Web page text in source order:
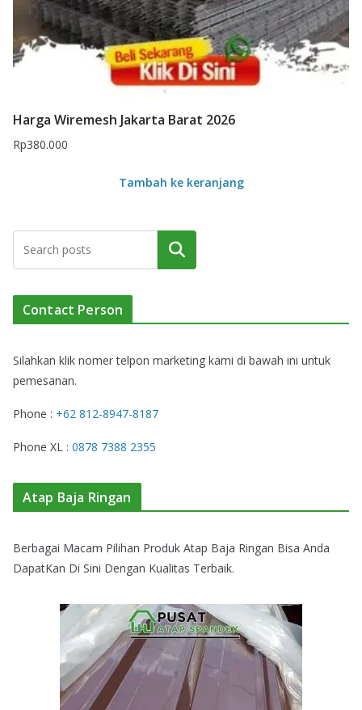
Harga Wiremesh Jakarta Barat 2026
Rp380.000
Tambah ke keranjang
Cari
Contact Person
Silahkan klik nomer telpon marketing kami di bawah ini untuk
pemesanan.
Phone : +62 812-8947-8187
Phone XL : 0878 7388 2355
Atap Baja Ringan
Berbagai Macam Pilihan Produk Atap Baja Ringan Bisa Anda
DapatKan Di Sini Dengan Kualitas Terbaik.